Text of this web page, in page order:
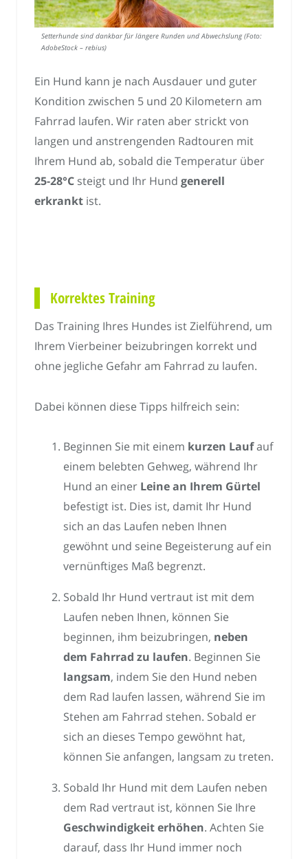
Setterhunde sind dankbar für längere Runden und Abwechslung (Foto:
AdobeStock – rebius)
Ein Hund kann je nach Ausdauer und guter
Kondition zwischen 5 und 20 Kilometern am
Fahrrad laufen. Wir raten aber strickt von
langen und anstrengenden Radtouren mit
Ihrem Hund ab, sobald die Temperatur über
25-28°C steigt und Ihr Hund generell
erkrankt ist.
Korrektes Training
Das Training Ihres Hundes ist Zielführend, um
Ihrem Vierbeiner beizubringen korrekt und
ohne jegliche Gefahr am Fahrrad zu laufen.
Dabei können diese Tipps hilfreich sein:
Beginnen Sie mit einem kurzen Laufauf
einem belebten Gehweg, während Ihr
Hund an einer Leine an Ihrem Gürtel
befestigt ist. Dies ist, damit Ihr Hund
sich an das Laufen neben Ihnen
gewöhnt und seine Begeisterung auf ein
vernünftiges Maß begrenzt.
Sobald Ihr Hund vertraut ist mit dem
Laufen neben Ihnen, können Sie
beginnen, ihm beizubringen, neben
dem Fahrrad zu laufen. Beginnen Sie
langsam, indem Sie den Hund neben
dem Rad laufen lassen, während Sie im
Stehen am Fahrrad stehen. Sobald er
sich an dieses Tempo gewöhnt hat,
können Sie anfangen, langsam zu treten.
Sobald Ihr Hund mit dem Laufen neben
dem Rad vertraut ist, können Sie Ihre
Geschwindigkeit erhöhen. Achten Sie
darauf, dass Ihr Hund immer noch